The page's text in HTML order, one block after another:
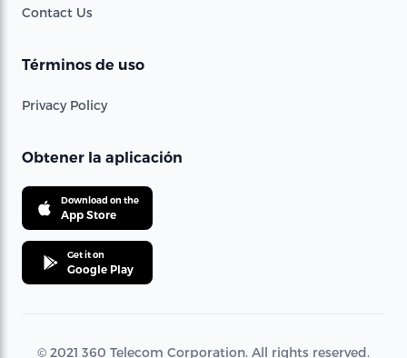
Contact Us
Términos de uso
Privacy Policy
Obtener la aplicación
Download on the
App Store
Get it on
Google Play
© 2021 360 Telecom Corporation. All rights reserved.